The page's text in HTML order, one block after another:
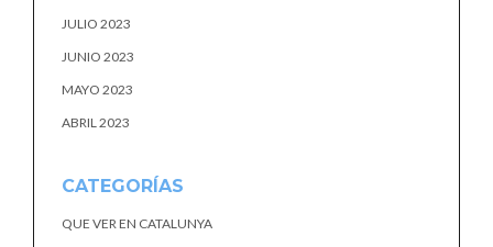
JULIO 2023
JUNIO 2023
MAYO 2023
ABRIL 2023
CATEGORÍAS
QUE VER EN CATALUNYA